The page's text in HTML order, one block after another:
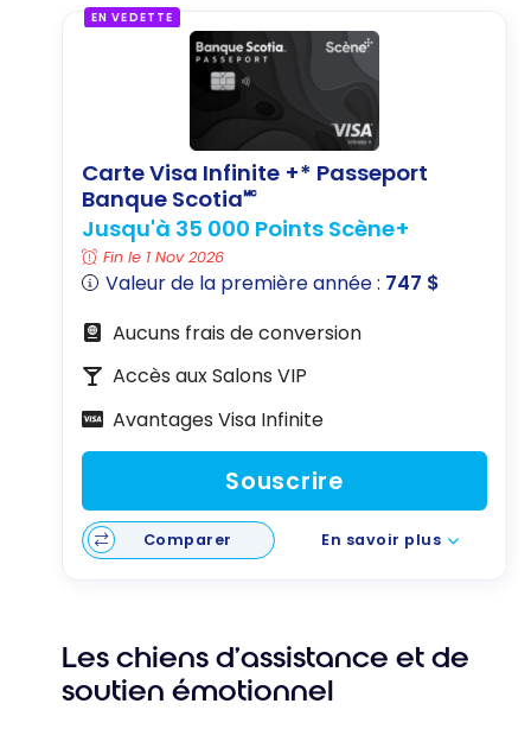
EN VEDETTE
Carte Visa Infinite +* Passeport
Banque Scotia🅪
Jusqu'à 35 000 Points Scène+
Fin le 1 Nov 2026
Valeur de la première année : 747 $
Aucuns frais de conversion
Accès aux Salons VIP
Avantages Visa Infinite
Souscrire
Comparer En savoir plus
Les chiens d’assistance et de
soutien émotionnel